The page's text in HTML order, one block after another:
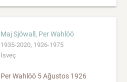
Maj Sjöwall, Per Wahlöö
1935-2020, 1926-1975
İsveç
Per Wahlöö 5 Ağustos 1926